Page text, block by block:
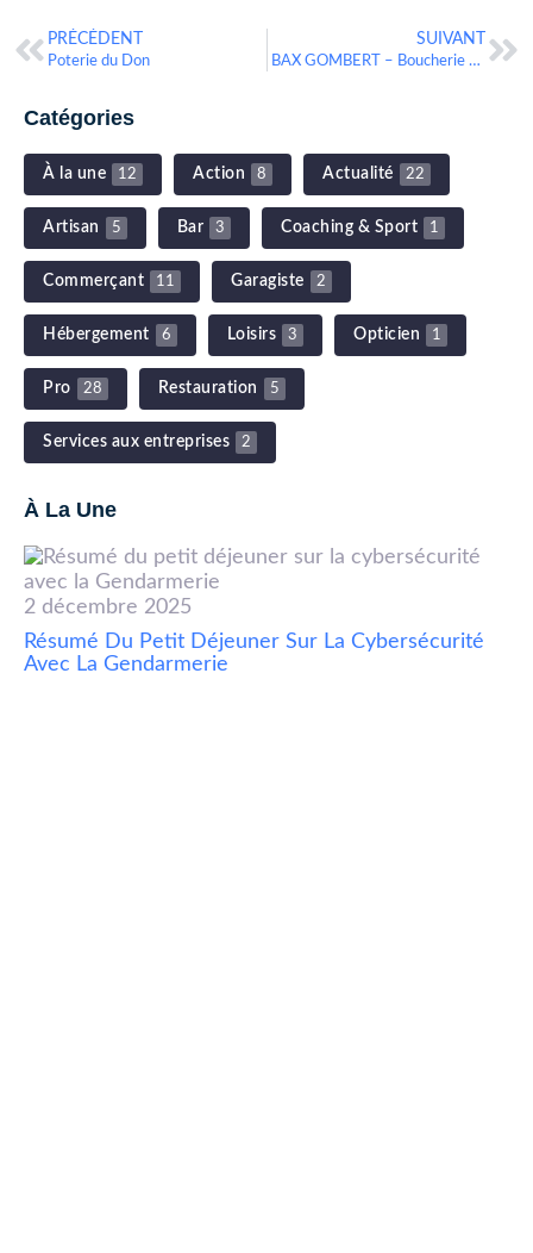
PRÉCÉDENT
Poterie du Don
SUIVANT
BAX GOMBERT – Boucherie traditionnelle
Catégories
À la une 12 Action 8 Actualité 22
Artisan 5 Bar 3 Coaching & Sport 1
Commerçant 11 Garagiste 2
Hébergement 6 Loisirs 3 Opticien 1
Pro 28 Restauration 5
Services aux entreprises 2
À La Une
2 décembre 2025
Résumé Du Petit Déjeuner Sur La Cybersécurité
Avec La Gendarmerie